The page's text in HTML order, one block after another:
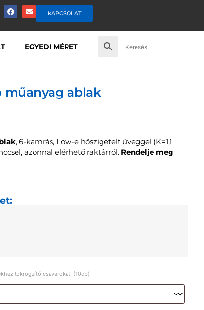
KAPCSOLAT
EGYEDI MÉRET
műanyag ablak
, 6-kamrás, Low-e hőszigetelt üveggel (K=1,1
azonnal elérhető raktárról. Rendelje meg
tokrögzítő csavarokat. (10db)